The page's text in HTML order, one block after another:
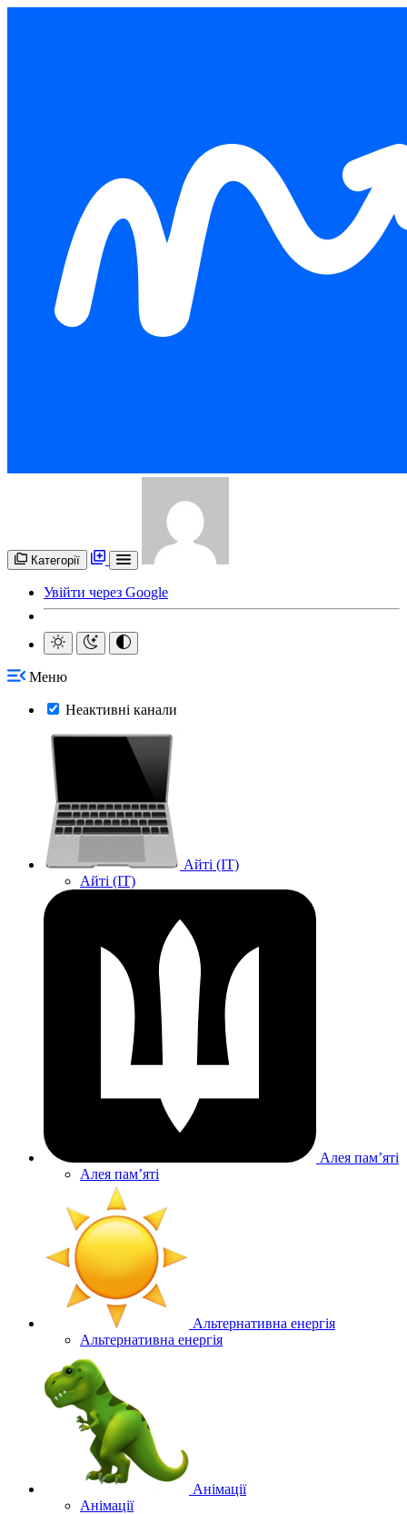
Категорії
Увійти через Google
Меню
Неактивні канали
Айті (IT)
Айті (IT)
Алея памʼяті
Алея памʼяті
Альтернативна енергія
Альтернативна енергія
Анімації
Анімації